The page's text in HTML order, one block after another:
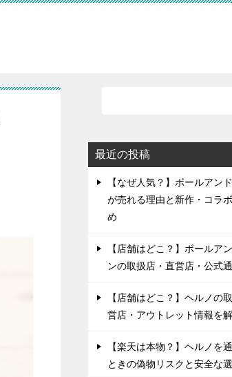
最近の投稿
【なぜ人気？】ボールアン
が売れる理由と新作・コラ
め
【店舗はどこ？】ボールア
ンの取扱店・直営店・公式
【店舗はどこ？】ヘルノの
営店・アウトレット情報を
【楽天は本物？】ヘルノを
ときの偽物リスクと安全な